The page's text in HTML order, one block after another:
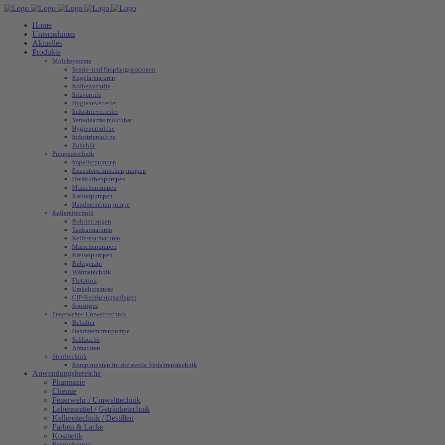
Home
Unternehmen
Aktuelles
Produkte
Molchsysteme
Sende- und Empfangsstationen
Kugelarmaturen
Kolbenventile
Sitzventile
Hygieneverteiler
Industrieverteiler
Verladearme molchbar
Hygienemolche
Industriemolche
Zubehör
Pumpentechnik
Impellerpumpen
Exzenterschneckenpumpen
Drehkolbenpumpen
Maischepumpen
Kreiselpumpen
Handmembranpumpe
Kellereitechnik
Rohrleitungen
Tankarmaturen
Kellereiarmaturen
Maischepumpen
Kreiselpumpen
Rührgeräte
Wärmetechnik
Flotation
Umkehrosmose
CIP-Reinigungsanlagen
Sonstiges
Feuerwehr-/ Umwelttechnik
Behälter
Handmembranpumpe
Schläuche
Armaturen
Steriltechnik
Komponenten für die sterile Verfahrenstechnik
Anwendungsbereiche
Pharmazie
Chemie
Feuerwehr-/ Umwelttechnik
Lebensmittel / Getränketechnik
Kellereitechnik / Destillen
Farben & Lacke
Kosmetik